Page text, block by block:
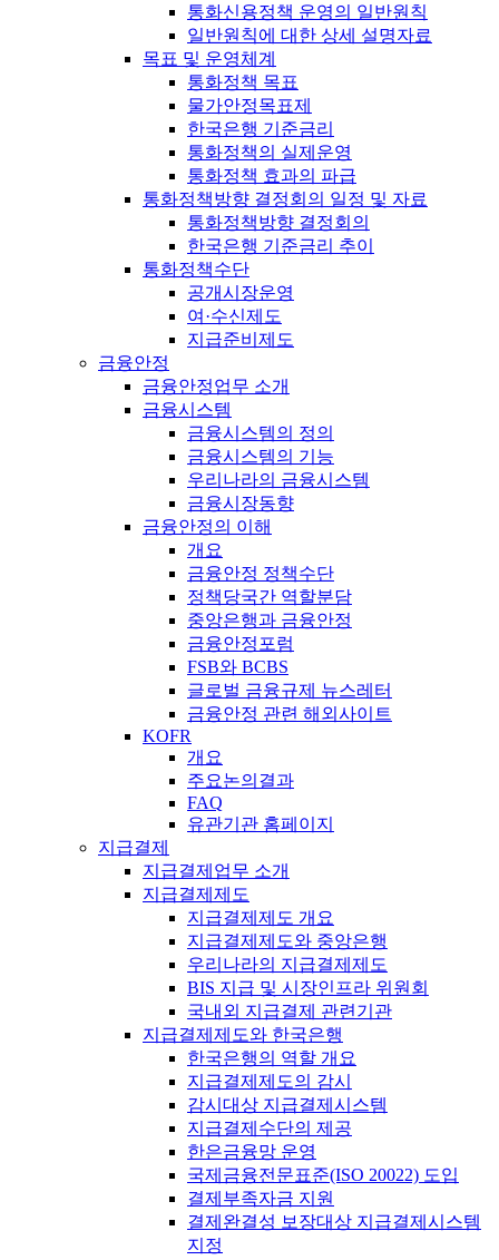
통화신용정책 운영의 일반원칙
일반원칙에 대한 상세 설명자료
목표 및 운영체계
통화정책 목표
물가안정목표제
한국은행 기준금리
통화정책의 실제운영
통화정책 효과의 파급
통화정책방향 결정회의 일정 및 자료
통화정책방향 결정회의
한국은행 기준금리 추이
통화정책수단
공개시장운영
여·수신제도
지급준비제도
금융안정
금융안정업무 소개
금융시스템
금융시스템의 정의
금융시스템의 기능
우리나라의 금융시스템
금융시장동향
금융안정의 이해
개요
금융안정 정책수단
정책당국간 역할분담
중앙은행과 금융안정
금융안정포럼
FSB와 BCBS
글로벌 금융규제 뉴스레터
금융안정 관련 해외사이트
KOFR
개요
주요논의결과
FAQ
유관기관 홈페이지
지급결제
지급결제업무 소개
지급결제제도
지급결제제도 개요
지급결제제도와 중앙은행
우리나라의 지급결제제도
BIS 지급 및 시장인프라 위원회
국내외 지급결제 관련기관
지급결제제도와 한국은행
한국은행의 역할 개요
지급결제제도의 감시
감시대상 지급결제시스템
지급결제수단의 제공
한은금융망 운영
국제금융전문표준(ISO 20022) 도입
결제부족자금 지원
결제완결성 보장대상 지급결제시스템
지정